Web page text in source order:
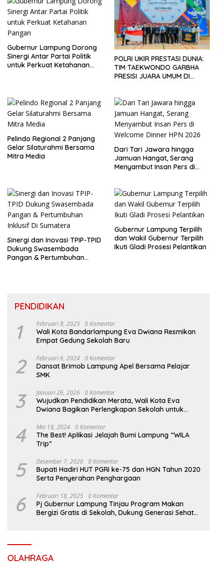
Gubernur Lampung Dorong
Sinergi Antar Partai Politik
untuk Perkuat Ketahanan
POLRI UKIR PRESTASI DUNIA:
TIM TAEKWONDO GARBHA
PRESISI JUARA UMUM DI
Pelindo Regional 2 Panjang
Gelar Silaturahmi Bersama
Mitra Media
Dari Tari Jawara hingga
Jamuan Hangat, Serang
Menyambut Insan Pers di
Sinergi dan Inovasi TPIP-TPID
Dukung Swasembada
Pangan & Pertumbuhan
Gubernur Lampung Terpilih
dan Wakil Gubernur Terpilih
Ikuti Gladi Prosesi Pelantikan
PENDIDIKAN
1 Februari 8, 2025 0 Komentar
Wali Kota Bandarlampung Eva Dwiana Resmikan
Empat Gedung Sekolah Baru
2 Februari 6, 2024 0 Komentar
Dansat Brimob Lampung Apel Bersama Pelajar
SMK
3 Januari 26, 2026 0 Komentar
Wujudkan Pendidikan Merata, Wali Kota Eva
Dwiana Bagikan Perlengkapan Sekolah untuk
4 Mei 18, 2024 0 Komentar
The Best! Aplikasi Jelajah Bumi Lampung “WILA
Trip”
5 Desember 7, 2020 0 Komentar
Bupati Hadiri HUT PGRI ke-75 dan HGN Tahun 2020
Serta Penyerahan Penghargaan
6 Februari 18, 2025 0 Komentar
Pj Gubernur Lampung Tinjau Program Makan
Bergizi Gratis di Sekolah, Dukung Generasi Sehat
OLAHRAGA